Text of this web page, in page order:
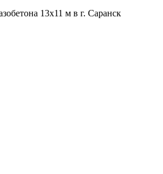
13х11 м в г. Саранск